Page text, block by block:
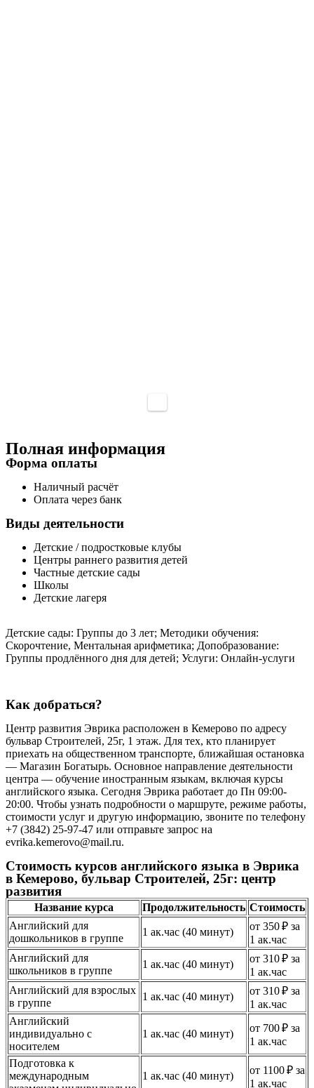
Полная информация
Форма оплаты
Наличный расчёт
Оплата через банк
Виды деятельности
Детские / подростковые клубы
Центры раннего развития детей
Частные детские сады
Школы
Детские лагеря
Детские сады: Группы до 3 лет; Методики обучения:
Скорочтение, Ментальная арифметика; Допобразование:
Группы продлённого дня для детей; Услуги: Онлайн-услуги
Как добраться?
Центр развития Эврика расположен в Кемерово по адресу
бульвар Строителей, 25г, 1 этаж. Для тех, кто планирует
приехать на общественном транспорте, ближайшая остановка
— Магазин Богатырь. Основное направление деятельности
центра — обучение иностранным языкам, включая курсы
английского языка. Сегодня Эврика работает до Пн 09:00-
20:00. Чтобы узнать подробности о маршруте, режиме работы,
стоимости услуг и другую информацию, звоните по телефону
+7 (3842) 25-97-47 или отправьте запрос на
evrika.kemerovo@mail.ru.
Стоимость курсов английского языка в Эврика
в Кемерово, бульвар Строителей, 25г: центр
развития
Название курса Продолжительность Стоимость
Английский для
дошкольников в группе
1 ак.час (40 минут)
от 350 ₽ за
1 ак.час
Английский для
школьников в группе
1 ак.час (40 минут)
от 310 ₽ за
1 ак.час
Английский для взрослых
в группе
1 ак.час (40 минут)
от 310 ₽ за
1 ак.час
Английский
индивидуально с
носителем
1 ак.час (40 минут)
от 700 ₽ за
1 ак.час
Подготовка к
международным
1 ак.час (40 минут)
от 1100 ₽ за
1 ак.час